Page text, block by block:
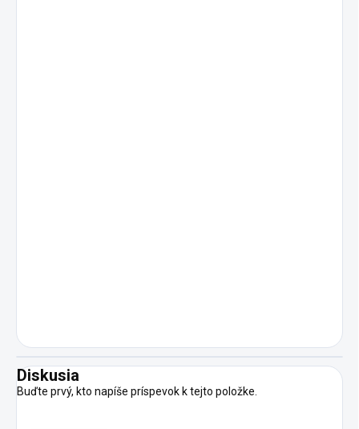
Diskusia
Buďte prvý, kto napíše príspevok k tejto položke.